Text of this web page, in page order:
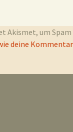
Akismet, um
deine